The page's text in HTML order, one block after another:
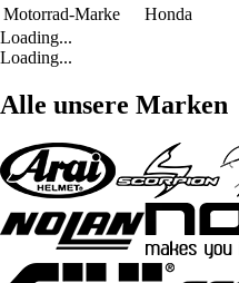
Motorrad-Marke
Honda
Loading...
Loading...
Alle unsere Marken